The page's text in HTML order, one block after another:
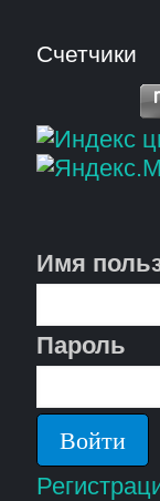
Счетчики
Имя
Пароль